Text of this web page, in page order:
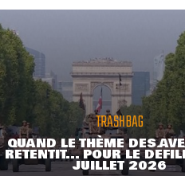
TRASHBAG
QUAND LE THÈME DES
RETENTIT... POUR LE
JUILLET 2026